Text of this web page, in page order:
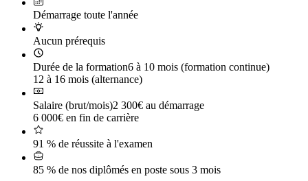
Démarrage toute l'année
Aucun prérequis
Durée de la formation6 à 10 mois (formation continue)
12 à 16 mois (alternance)
Salaire (brut/mois)2 300€ au démarrage
6 000€ en fin de carrière
91 % de réussite à l'examen
85 % de nos diplômés en poste sous 3 mois